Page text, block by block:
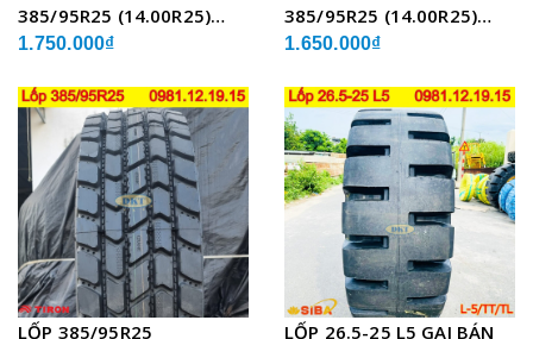
385/95R25 (14.00R25)
TCH21 BỐ THÉP
1.750.000₫
385/95R25 (14.00R25)
GLB05 BỐ THÉP
1.650.000₫
LỐP 385/95R25
LỐP 26.5-25 L5 GAI BÁN